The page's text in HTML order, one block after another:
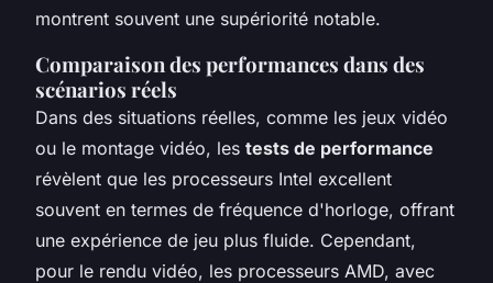
montrent souvent une supériorité notable.
Comparaison des performances dans des
scénarios réels
Dans des situations réelles, comme les jeux vidéo
ou le montage vidéo, les tests de performance
révèlent que les processeurs Intel excellent
souvent en termes de fréquence d'horloge, offrant
une expérience de jeu plus fluide. Cependant,
pour le rendu vidéo, les processeurs AMD, avec